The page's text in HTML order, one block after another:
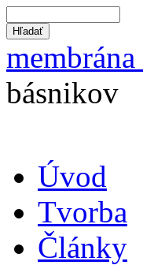
membrána
básnikov
Úvod
Tvorba
Články